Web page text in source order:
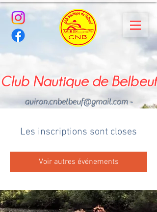
Club Nautique de Belbeuf
aviron.cnbelbeuf@gmail.com-
Les inscriptions sont closes
Voir autres événements